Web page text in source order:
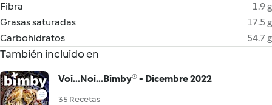
Fibra
1.9 g
Grasas saturadas
17.5 g
Carbohidratos
54.7 g
También incluido en
Voi...Noi...Bimby® - Dicembre 2022
35 Recetas